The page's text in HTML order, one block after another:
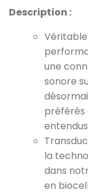
Description :
une
sonore
préférés
la
dans
en